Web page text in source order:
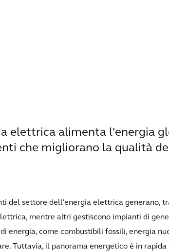
elettrica alimenta l'energia
che migliorano la qualità
del settore dell'energia elettrica generano,
mentre altri gestiscono impianti di
energia, come combustibili fossili, energia
Tuttavia, il panorama energetico è in